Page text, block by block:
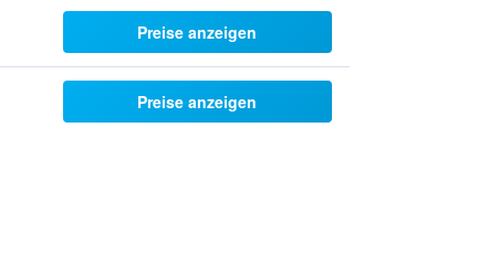
Preise anzeigen
Preise anzeigen